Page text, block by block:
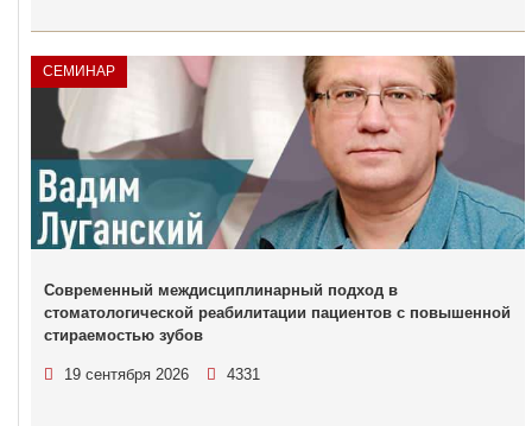
СЕМИНАР
Современный междисциплинарный подход в
стоматологической реабилитации пациентов с повышенной
стираемостью зубов
19 сентября 2026 4331